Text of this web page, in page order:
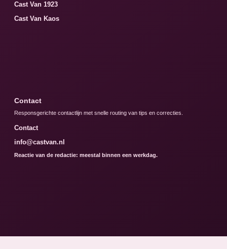
Cast Van 1923
Cast Van Kaos
Contact
Responsgerichte contactlijn met snelle routing van tips en correcties.
Contact
info@castvan.nl
Reactie van de redactie: meestal binnen een werkdag.